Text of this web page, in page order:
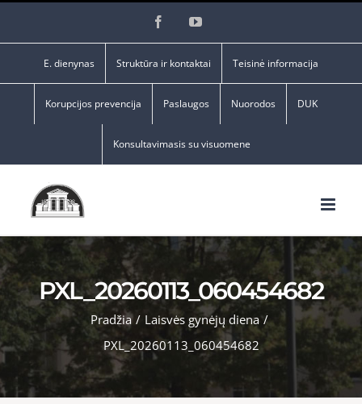
FacebookYouTube
E. dienynas Struktūra ir kontaktai Teisinė informacija
Korupcijos prevencija Paslaugos Nuorodos DUK
Konsultavimasis su visuomene
PXL_20260113_060454682
Pradžia / Laisvės gynėjų diena /
PXL_20260113_060454682